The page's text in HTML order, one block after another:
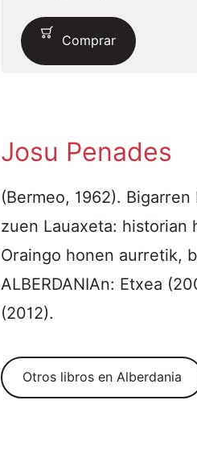
Comprar
Josu Penades
(Bermeo, 1962).
zuen Lauaxeta: historian
Oraingo honen aurretik,
ALBERDANIAn: Etxea
(2012).
Otros libros en Alberdania